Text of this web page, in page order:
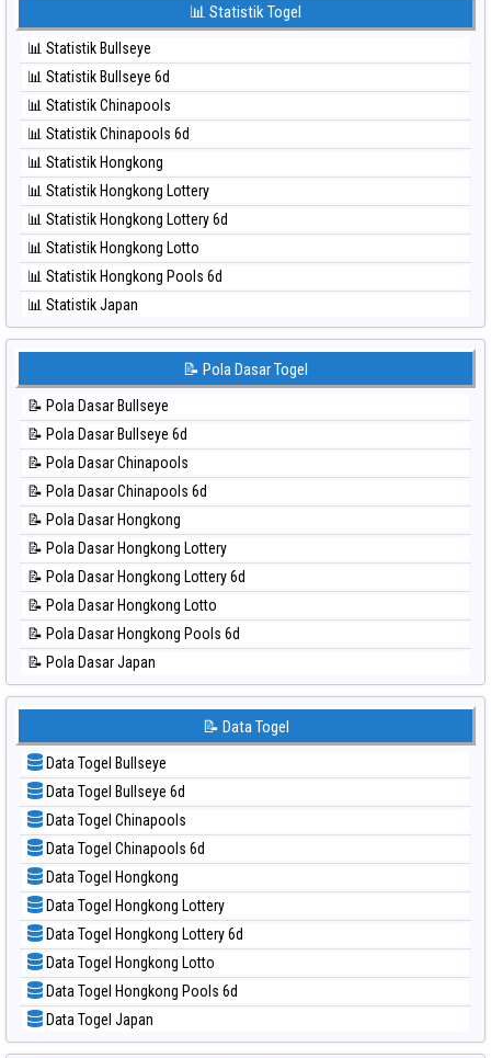
⚽ Bola Merah Taiwan
⚽ Bola Hitam Kuda Lari
⚽ Bola Hitam Magnum Cambodia
⚽ Bola Hitam Nagoya
⚽ Bola Hitam North Carolina Day
⚽ Bola Hitam Pcso
⚽ Bola Hitam Sao Paulo
⚽ Bola Hitam Singapore
⚽ Bola Hitam Sydney
⚽ Bola Hitam Sydney Lottery
⚽ Bola Hitam Sydney Lottery 6d
⚽ Bola Hitam Sydney Lotto
⚽ Bola Hitam Taiwan
📊 Statistik Togel
📊 Statistik Bullseye
📊 Statistik Bullseye 6d
📊 Statistik Chinapools
📊 Statistik Chinapools 6d
📊 Statistik Hongkong
📊 Statistik Hongkong Lottery
📊 Statistik Hongkong Lottery 6d
📊 Statistik Hongkong Lotto
📊 Statistik Hongkong Pools 6d
📊 Statistik Japan
📊 Statistik Japan 6d
📊 Statistik Kuda Lari
📊 Statistik Magnum Cambodia
📊 Statistik Nagoya
📊 Statistik New York Midday
📊 Statistik North Carolina Day
📊 Statistik Pcso
📊 Statistik Pennsylvania Day
📊 Statistik Sao Paulo
📊 Statistik Singapore
📊 Statistik Sydney
📊 Statistik Sydney Lottery
📊 Statistik Sydney Pools 6d
📊 Statistik Taipei
📊 Statistik Taiwan
📝 Pola Dasar Togel
📝 Pola Dasar Bullseye
📝 Pola Dasar Bullseye 6d
📝 Pola Dasar Chinapools
📝 Pola Dasar Chinapools 6d
📝 Pola Dasar Hongkong
📝 Pola Dasar Hongkong Lottery
📝 Pola Dasar Hongkong Lottery 6d
📝 Pola Dasar Hongkong Lotto
📝 Pola Dasar Hongkong Pools 6d
📝 Pola Dasar Japan
📝 Pola Dasar Japan 6d
📝 Pola Dasar Kuda Lari
📝 Pola Dasar Magnum Cambodia
📝 Pola Dasar Nagoya
📝 Pola Dasar North Carolina Day
📝 Pola Dasar Pcso
📝 Pola Dasar Sao Paulo
📝 Pola Dasar Singapore
📝 Pola Dasar Sydney
📝 Pola Dasar Sydney Lottery
📝 Pola Dasar Sydney Lottery 6d
📝 Pola Dasar Sydney Lotto
📝 Data Togel
Data Togel Bullseye
Data Togel Bullseye 6d
Data Togel Chinapools
Data Togel Chinapools 6d
Data Togel Hongkong
Data Togel Hongkong Lottery
Data Togel Hongkong Lottery 6d
Data Togel Hongkong Lotto
Data Togel Hongkong Pools 6d
Data Togel Japan
Data Togel Japan 6d